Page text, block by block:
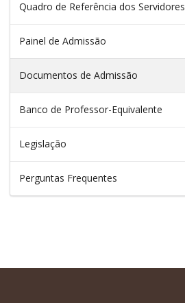
Quadro de Referência dos Servidores
Painel de Admissão
Documentos de Admissão
Banco de Professor-Equivalente
Legislação
Perguntas Frequentes